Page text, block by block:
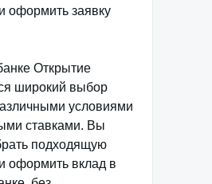
оформить заявку
Открытие
широкий выбор
условиями
ставками. Вы
подходящую
оформить вклад в